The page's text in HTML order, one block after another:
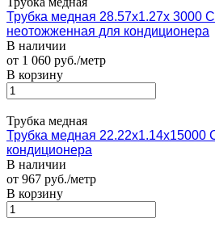
Трубка медная 28.57х1.27х 3000
неотожженная для кондиционера
В наличии
от 1 060 руб./метр
В корзину
Трубка медная
Трубка медная 22.22х1.14х15000
кондиционера
В наличии
от 967 руб./метр
В корзину